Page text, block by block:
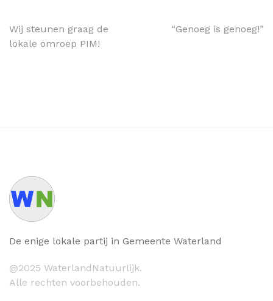
Wij steunen graag de
lokale omroep PIM!
“Genoeg is genoeg!”
De enige lokale partij in Gemeente Waterland
@2025 WaterlandNatuurlijk.
Alle rechten voorbehouden.